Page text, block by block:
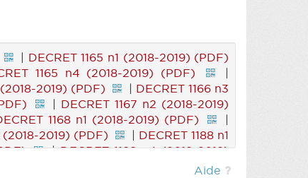
| DECRET 1165 n1 (2018-2019) (PDF)
1165 n4 (2018-2019) (PDF)
|
2019) (PDF) | DECRET 1166 n3
| DECRET 1167 n2 (2018-2019)
1168 n1 (2018-2019) (PDF)
|
(2018-2019) (PDF) | DECRET 1188 n1
|DECRET 1188 n4 (2018-2019)
1190 n2 (2018-2019) (PDF)
|
Aide